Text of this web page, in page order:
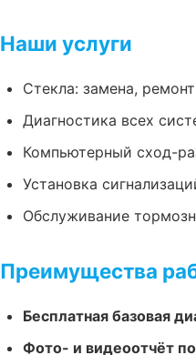
Наши услуги
Стекла: замена,
Диагностика всех
Компьютерный сход-
Установка
Обслуживание
Преимущества
Бесплатная базовая
Фото- и видеоотчёт